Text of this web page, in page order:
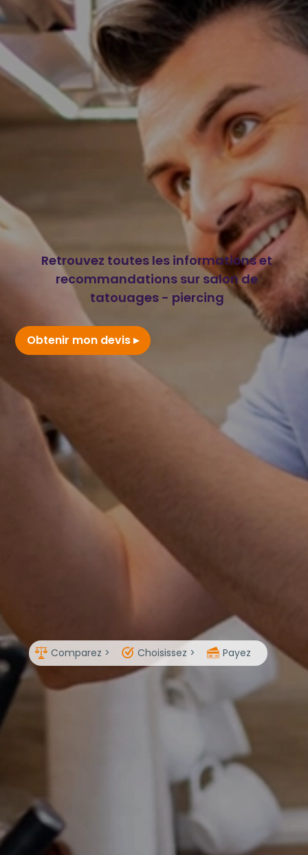
Retrouvez toutes les informations et
recommandations sur salon de
tatouages - piercing
Obtenir mon devis
Comparez > Choisissez > Payez